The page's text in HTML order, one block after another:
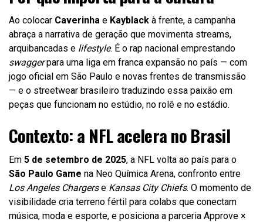
Ao colocar Caverinha e Kayblack à frente, a campanha
abraça a narrativa de geração que movimenta streams,
arquibancadas e lifestyle. É o rap nacional emprestando
swaggerpara uma liga em franca expansão no país — com
jogo oficial em São Paulo e novas frentes de transmissão
— e o streetwear brasileiro traduzindo essa paixão em
peças que funcionam no estúdio, no rolê e no estádio.
Contexto: a NFL acelera no Brasil
Em 5 de setembro de 2025, a NFL volta ao país para o
São Paulo Game na Neo Química Arena, confronto entre
Los Angeles Chargerse Kansas City Chiefs. O momento de
visibilidade cria terreno fértil para colabs que conectam
música, moda e esporte, e posiciona a parceria Approve ×